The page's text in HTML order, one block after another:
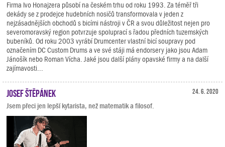
Firma Ivo Honajzera působí na českém trhu od roku 1993. Za téměř tři
dekády se z prodejce hudebních nosičů transformovala v jeden z
nejzásadnějších obchodů s bicími nástroji v ČR a svou důležitost nejen pro
severomoravský region potvrzuje spoluprací s řadou předních tuzemských
bubeníků. Od roku 2003 vyrábí Drumcenter vlastní bicí soupravy pod
označením DC Custom Drums a ve své stáji má endorsery jako jsou Adam
Jánošík nebo Roman Vícha. Jaké jsou další plány opavské firmy a na další
zajímavosti...
24. 6. 2020
Josef Štěpánek
Jsem přeci jen lepší kytarista, než matematik a filosof.